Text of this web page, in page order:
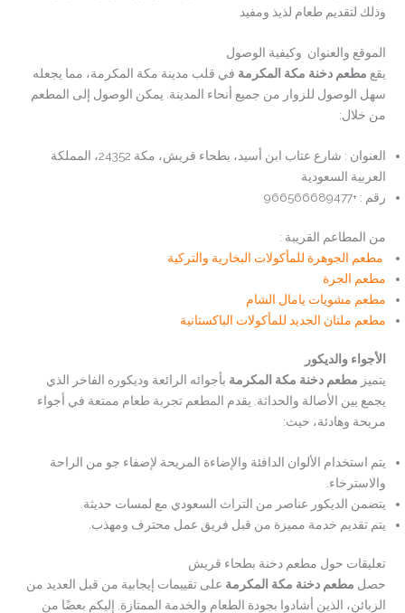
وذلك لتقديم طعام لذيذ ومفيد
الموقع والعنوان وكيفية الوصول
يقع مطعم دخنة مكة المكرمة في قلب مدينة مكة المكرمة، مما يجعله
سهل الوصول للزوار من جميع أنحاء المدينة. يمكن الوصول إلى المطعم
من خلال:
العنوان : شارع عتاب ابن أسيد، بطحاء قريش، مكة 24352، المملكة
العربية السعودية
رقم : +966566689477
من المطاعم القريبة :
مطعم الجوهرة للمأكولات البخارية والتركية
مطعم الجرة
مطعم مشويات يامال الشام
مطعم ملتان الجديد للمأكولات الباكستانية
الأجواء والديكور
يتميز مطعم دخنة مكة المكرمة بأجوائه الرائعة وديكوره الفاخر الذي
يجمع بين الأصالة والحداثة. يقدم المطعم تجربة طعام ممتعة في أجواء
مريحة وهادئة، حيث:
يتم استخدام الألوان الدافئة والإضاءة المريحة لإضفاء جو من الراحة
والاسترخاء.
يتضمن الديكور عناصر من التراث السعودي مع لمسات حديثة.
يتم تقديم خدمة مميزة من قبل فريق عمل محترف ومهذب.
تعليقات حول مطعم دخنة بطحاء قريش
حصل مطعم دخنة مكة المكرمة على تقييمات إيجابية من قبل العديد من
الزبائن، الذين أشادوا بجودة الطعام والخدمة الممتازة. إليكم بعضًا من